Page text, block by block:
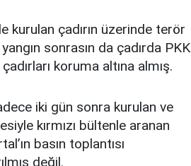
kurulan çadırın üzerinde terör
sonrasın da çadırda PKK
koruma altına almış.
iki gün sonra kurulan ve
kırmızı bültenle aranan
basın toplantısı
değil.